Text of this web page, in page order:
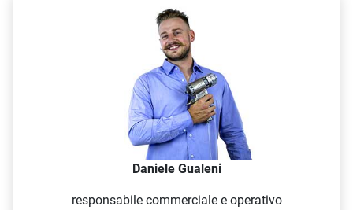
Daniele Gualeni
responsabile commerciale e operativo